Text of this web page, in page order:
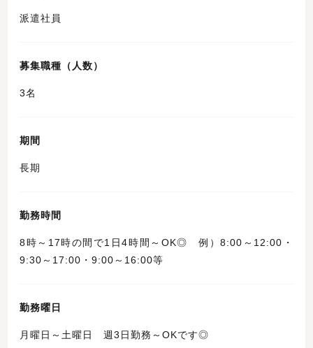
派遣社員
募集職種（人数）
3名
期間
長期
勤務時間
8時～17時の間で1日4時間～OK◎ 例）8:00～12:00・
9:30～17:00・9:00～16:00等
勤務曜日
月曜日～土曜日 週3日勤務～OKです◎